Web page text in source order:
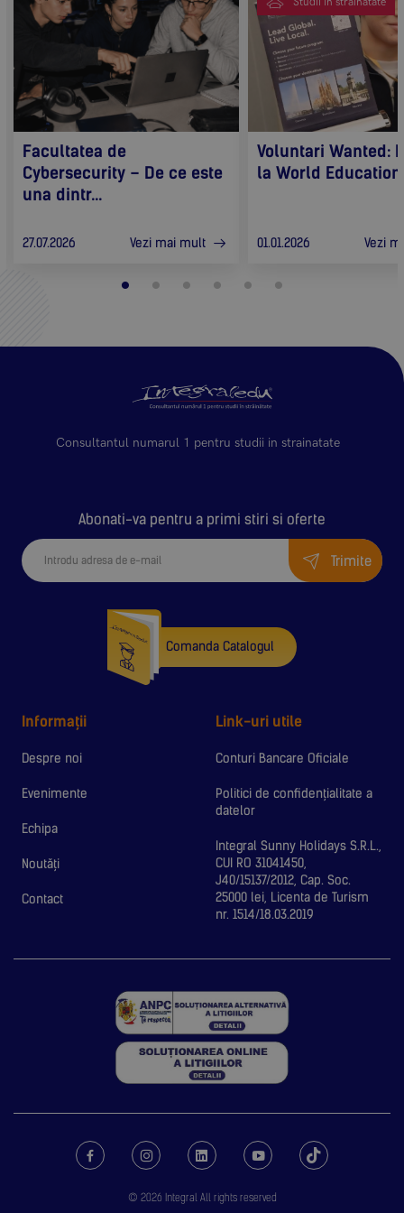
Facultatea de
Cybersecurity – De ce este
una dintr...
27.07.2026 Vezi mai mult
Voluntari Wanted:
la World Education
01.01.2026 Vezi
Consultantul numarul 1 pentru studii in strainatate
Informații
Despre noi
Evenimente
Echipa
Noutăți
Contact
Link-uri utile
Conturi Bancare Oficiale
Politici de confidențialitate a
datelor
Integral Sunny Holidays S.R.L.,
CUI RO 31041450,
J40/15137/2012, Cap. Soc.
25000 lei, Licenta de Turism
nr. 1514/18.03.2019
Abonati-va pentru a primi stiri si oferte
Trimite
Comanda Catalogul
© 2026 Integral All rights reserved